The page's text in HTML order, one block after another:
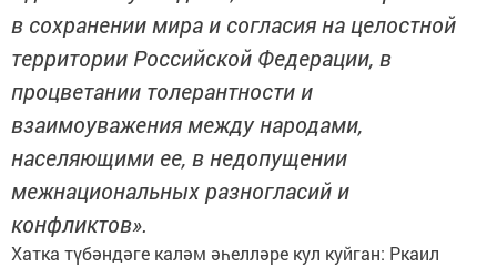
в сохранении мира и согласия на целостной
территории Российской Федерации, в
процветании толерантности и
взаимоуважения между народами,
населяющими ее, в недопущении
межнациональных разногласий и
конфликтов».
Хатка түбәндәге каләм әһелләре кул куйган: Ркаил